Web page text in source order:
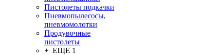
Пистолеты подкачки
Пневмопылесосы,
пневмомолотки
Продувочные
пистолеты
+ ЕЩЕ 1